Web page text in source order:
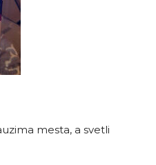
mesta, a svetli